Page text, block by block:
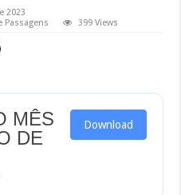
2023
Passagens 399 Views
MÊS
DE
Download